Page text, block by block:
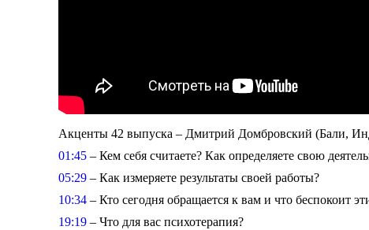
Акценты 42 выпуска – Дмитрий Домбровский (Бали,
01:45 – Кем себя считаете? Как определяете свою
05:29 – Как измеряете результаты своей работы?
10:34 – Кто сегодня обращается к вам и что беспокоит
19:19 – Что для вас психотерапия?